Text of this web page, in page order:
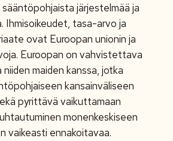
järjestelmää ja
Ihmisoikeudet, tasa-arvo ja
ovat Euroopan unionin ja
Euroopan on vahvistettava
maiden kanssa, jotka
kansainväliseen
pyrittävä vaikuttamaan
monenkeskiseen
vaikeasti ennakoitavaa.